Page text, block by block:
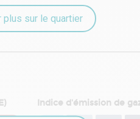
plus sur le quartier
Indice d'émission de